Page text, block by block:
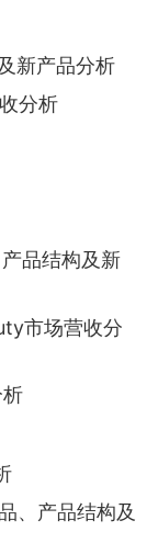
新产品分析
分析
品结构及新
市场营收分
、产品结构及